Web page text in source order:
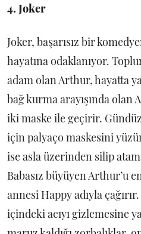
4. Joker
Joker, başarısız bir
hayatına odaklanıyor.
adam olan Arthur, hayatta
bağ kurma arayışında olan
iki maske ile geçirir.
için palyaço maskesini
ise asla üzerinden silip
Babasız büyüyen Arthur’u
annesi Happy adıyla
içindeki acıyı gizlemesine